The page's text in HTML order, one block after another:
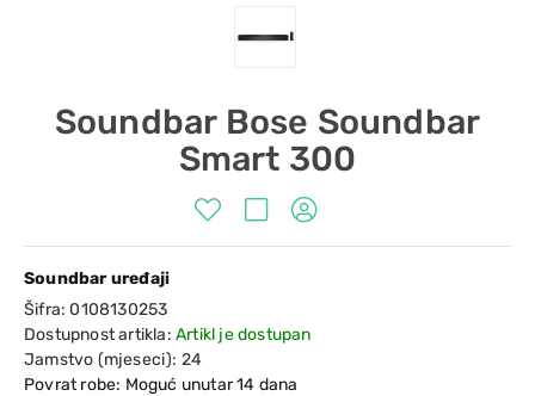
Soundbar Bose Soundbar
Smart 300
Soundbar uređaji
Šifra:0108130253
Dostupnost artikla: Artikl je dostupan
Jamstvo (mjeseci): 24
Povrat robe: Moguć unutar 14 dana